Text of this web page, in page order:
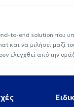
to-end solution που
και να μιλήσει μαζί
ελεγχθεί από την